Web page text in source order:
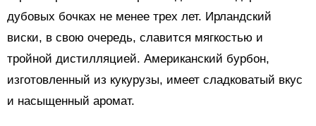
дубовых бочках не менее трех лет. Ирландский
виски, в свою очередь, славится мягкостью и
тройной дистилляцией. Американский бурбон,
изготовленный из кукурузы, имеет сладковатый вкус
и насыщенный аромат.